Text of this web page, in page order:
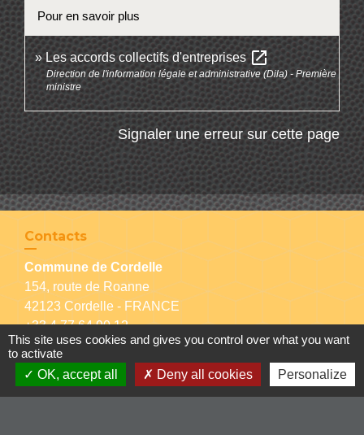
Pour en savoir plus
Les accords collectifs d'entreprisesopen_in_new
Direction de l'information légale et administrative (Dila) - Première
ministre
Signaler une erreur sur cette page
Contacts
Commune de Cordelle
154, route de Roanne
42123 Cordelle - FRANCE
+33 4 77 64 90 12
Contact par formulaire
This site uses cookies and gives you control over what you want
to activate
OK, accept all
Deny all cookies Personalize